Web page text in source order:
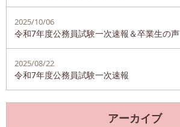
2025/10/06
令和7年度公務員試験一次速報＆卒業生の声
2025/08/22
令和7年度公務員試験一次速報
アーカイブ